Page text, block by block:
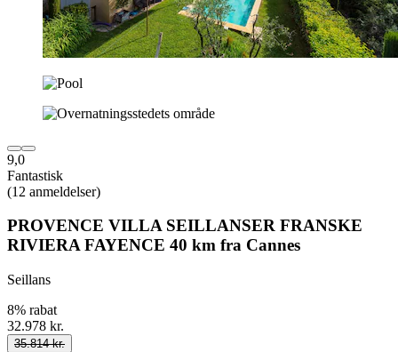
9,0
Fantastisk
(12 anmeldelser)
PROVENCE VILLA SEILLANSER FRANSKE
RIVIERA FAYENCE 40 km fra Cannes
Seillans
8% rabat
32.978 kr.
35.814 kr.